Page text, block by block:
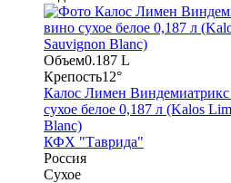
Объем0.187 L
Крепость12°
Калос Лимен
сухое белое 0,187 л (Kalos
Blanc)
КФХ "Таврида"
Россия
Сухое